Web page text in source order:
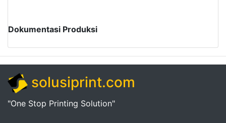
Dokumentasi Produksi
solusiprint.com
"One Stop Printing Solution"